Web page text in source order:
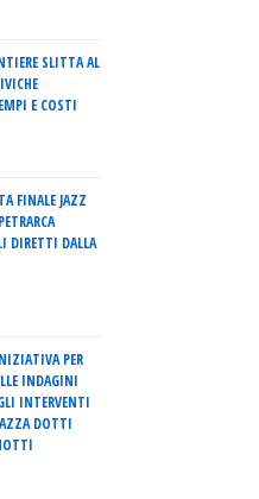
SLITTA AL
E COSTI
FINALE JAZZ
DIRETTI DALLA
PER
INDAGINI
INTERVENTI
DOTTI